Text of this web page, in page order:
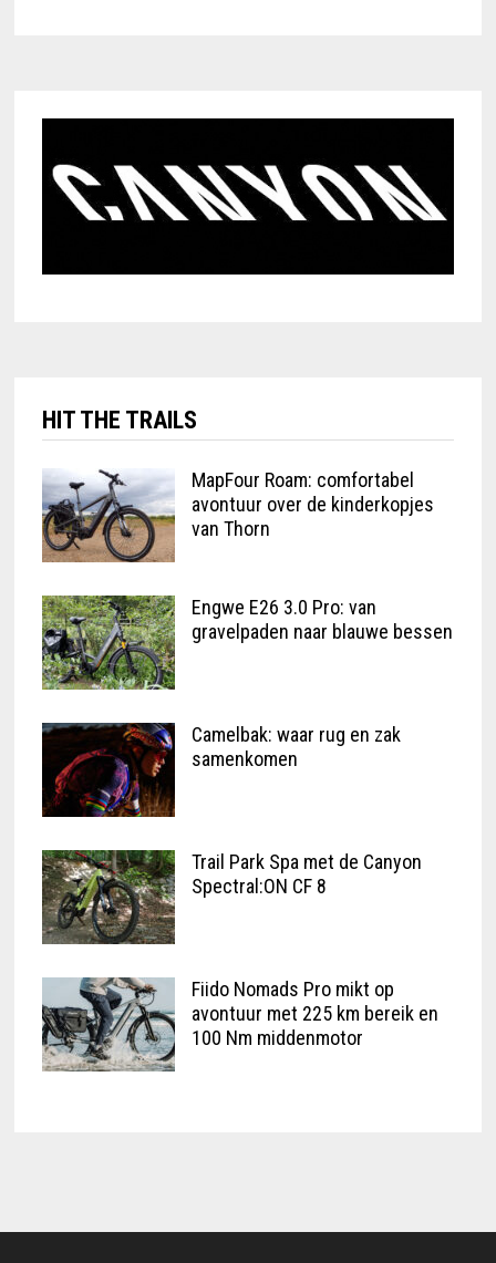
HIT THE TRAILS
MapFour Roam: comfortabel
avontuur over de kinderkopjes
van Thorn
Engwe E26 3.0 Pro: van
gravelpaden naar blauwe bessen
Camelbak: waar rug en zak
samenkomen
Trail Park Spa met de Canyon
Spectral:ON CF 8
Fiido Nomads Pro mikt op
avontuur met 225 km bereik en
100 Nm middenmotor